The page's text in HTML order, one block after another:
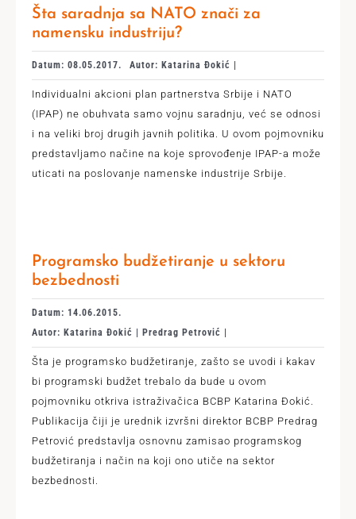
Šta saradnja sa NATO znači za
namensku industriju?
Datum: 08.05.2017. Autor: Katarina Đokić |
Individualni akcioni plan partnerstva Srbije i NATO
(IPAP) ne obuhvata samo vojnu saradnju, već se odnosi
i na veliki broj drugih javnih politika. U ovom pojmovniku
predstavljamo načine na koje sprovođenje IPAP-a može
uticati na poslovanje namenske industrije Srbije.
Programsko budžetiranje u sektoru
bezbednosti
Datum: 14.06.2015.
Autor: Katarina Đokić | Predrag Petrović |
Šta je programsko budžetiranje, zašto se uvodi i kakav
bi programski budžet trebalo da bude u ovom
pojmovniku otkriva istraživačica BCBP Katarina Đokić.
Publikacija čiji je urednik izvršni direktor BCBP Predrag
Petrović predstavlja osnovnu zamisao programskog
budžetiranja i način na koji ono utiče na sektor
bezbednosti.